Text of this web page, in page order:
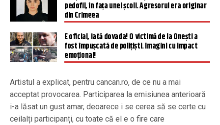
pedofil, în fața unei școli. Agresorul era originar
din Crimeea
E oficial, iată dovada! O victimă de la Onești a
fost împușcată de polițiști. Imagini cu impact
emoțional!
Artistul a explicat, pentru cancan.ro, de ce nu a mai
acceptat provocarea. Participarea la emisiunea anterioară
i-a lăsat un gust amar, deoarece i se cerea să se certe cu
ceilalți participanți, cu toate că el e o fire care